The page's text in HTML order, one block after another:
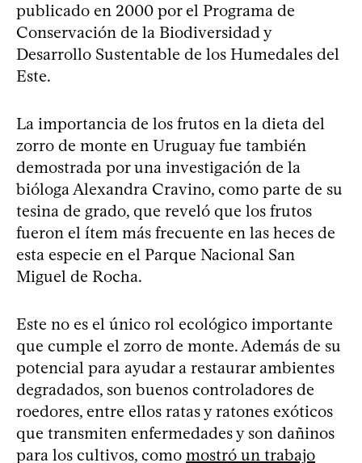
publicado en 2000 por el Programa de
Conservación de la Biodiversidad y
Desarrollo Sustentable de los Humedales del
Este.
La importancia de los frutos en la dieta del
zorro de monte en Uruguay fue también
demostrada por una investigación de la
bióloga Alexandra Cravino, como parte de su
tesina de grado, que reveló que los frutos
fueron el ítem más frecuente en las heces de
esta especie en el Parque Nacional San
Miguel de Rocha.
Este no es el único rol ecológico importante
que cumple el zorro de monte. Además de su
potencial para ayudar a restaurar ambientes
degradados, son buenos controladores de
roedores, entre ellos ratas y ratones exóticos
que transmiten enfermedades y son dañinos
para los cultivos, como mostró un trabajo